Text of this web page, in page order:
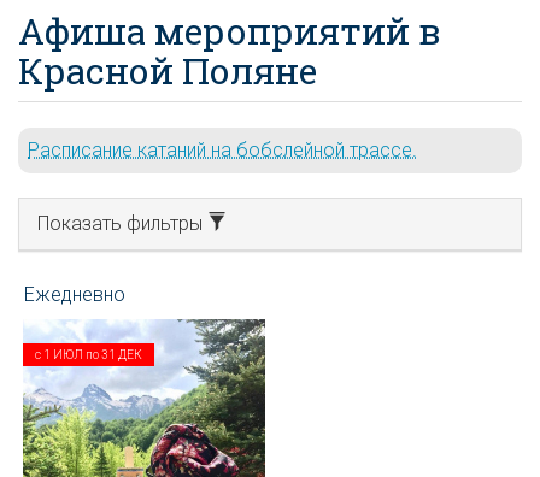
Афиша мероприятий в
Красной Поляне
Расписание катаний на бобслейной трассе.
Показать фильтры
с 1 ИЮЛ по31 ДЕК